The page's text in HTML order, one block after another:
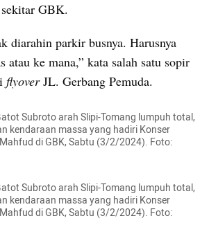
GBK.
diarahin parkir busnya. Harusnya
atau ke mana,” kata salah satu sopir
flyover JL. Gerbang Pemuda.
Subroto arah Slipi-Tomang lumpuh total,
kendaraan massa yang hadiri Konser
di GBK, Sabtu (3/2/2024). Foto:
Subroto arah Slipi-Tomang lumpuh total,
kendaraan massa yang hadiri Konser
di GBK, Sabtu (3/2/2024). Foto: